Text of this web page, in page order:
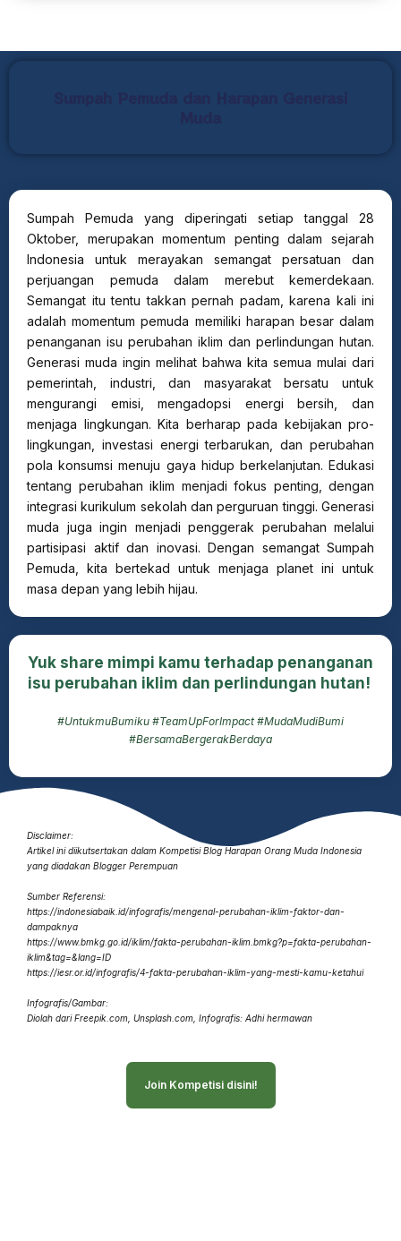
Sumpah Pemuda yang diperingati setiap tanggal 28
Oktober, merupakan momentum penting dalam sejarah
Indonesia untuk merayakan semangat persatuan dan
perjuangan pemuda dalam merebut kemerdekaan.
Semangat itu tentu takkan pernah padam, karena kali ini
adalah momentum pemuda memiliki harapan besar dalam
penanganan isu perubahan iklim dan perlindungan hutan.
Generasi muda ingin melihat bahwa kita semua mulai dari
pemerintah, industri, dan masyarakat bersatu untuk
mengurangi emisi, mengadopsi energi bersih, dan
menjaga lingkungan. Kita berharap pada kebijakan pro-
lingkungan, investasi energi terbarukan, dan perubahan
pola konsumsi menuju gaya hidup berkelanjutan. Edukasi
tentang perubahan iklim menjadi fokus penting, dengan
integrasi kurikulum sekolah dan perguruan tinggi. Generasi
muda juga ingin menjadi penggerak perubahan melalui
partisipasi aktif dan inovasi. Dengan semangat Sumpah
Pemuda, kita bertekad untuk menjaga planet ini untuk
masa depan yang lebih hijau.
Yuk share mimpi kamu terhadap penanganan
isu perubahan iklim dan perlindungan hutan!
#UntukmuBumiku #TeamUpForImpact #MudaMudiBumi
#BersamaBergerakBerdaya
Disclaimer:
Artikel ini diikutsertakan dalam Kompetisi Blog Harapan Orang Muda Indonesia
yang diadakan Blogger Perempuan
Sumber Referensi:
https://indonesiabaik.id/infografis/mengenal-perubahan-iklim-faktor-dan-
dampaknya
https://www.bmkg.go.id/iklim/fakta-perubahan-iklim.bmkg?p=fakta-perubahan-
iklim&tag=&lang=ID
https://iesr.or.id/infografis/4-fakta-perubahan-iklim-yang-mesti-kamu-ketahui
Infografis/Gambar:
Diolah dari Freepik.com, Unsplash.com, Infografis: Adhi hermawan
Join Kompetisi disini!